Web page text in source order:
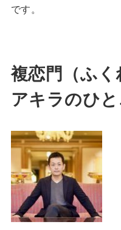
です。
複恋門（ふ
アキラのひ